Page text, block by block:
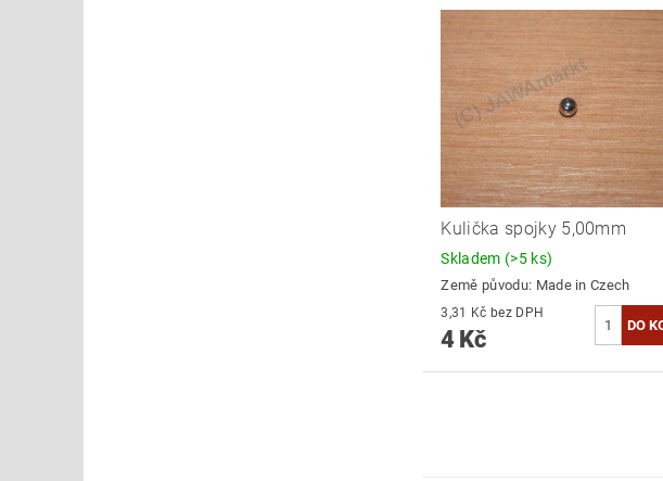
Kulička spojky 5,00mm
Skladem (>5 ks)
Země původu: Made in Czech
3,31 Kč bez DPH
4 Kč